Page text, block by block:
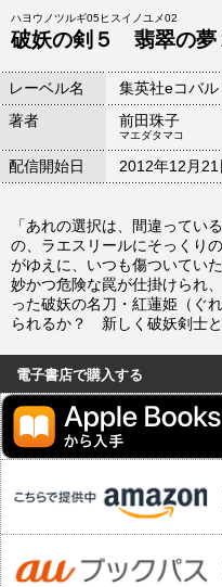
ハヨウノツルギ05ヒスイノユメ02
破妖の剣５ 翡翠の夢
レーベル名
集英社eコバ
著者
前田珠子
マエダタマコ
配信開始日 2012年12月21
「あれの選択は、間違って
の、ラエスリールにそっくり
がゆえに、いつも傷ついてい
妙かつ危険な罠が仕掛けられ
った破妖の名刀・紅蓮姫（ぐ
られるか？ 新しく破妖剣士
電子書店で購入する